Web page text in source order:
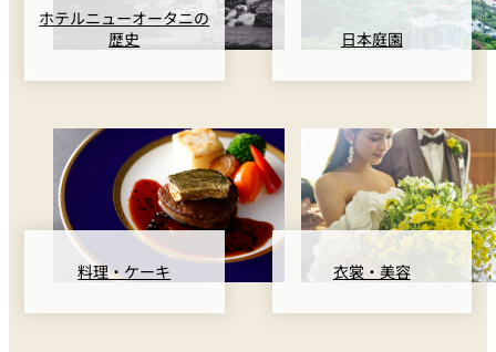
ホテルニューオータニの
歴史
日本庭園
料理・ケーキ 衣裳・美容